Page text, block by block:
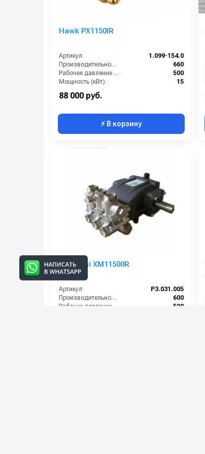
Hawk PX1150IR
Артикул:
1.099-154.0
Производительность (л/ч):
660
Рабочее давление (бар):
500
Мощность (кВт):
15
88 000 руб.
⚡ В корзину
Mazzoni XM11500R
Артикул:
P3.031.005
Производительность (л/ч):
600
500